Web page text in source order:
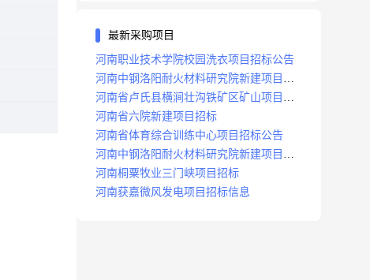
最新采购项目
河南职业技术学院校园洗衣项目招标公告
河南中钢洛阳耐火材料研究院新建项目招
标
河南省卢氏县横涧壮沟铁矿区矿山项目招
标公告
河南省六院新建项目招标
河南省体育综合训练中心项目招标公告
河南中钢洛阳耐火材料研究院新建项目招
标
河南桐粟牧业三门峡项目招标
河南获嘉微风发电项目招标信息